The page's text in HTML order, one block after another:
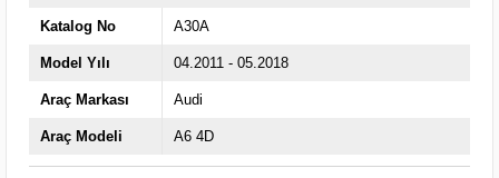
Katalog No A30A
Model Yılı 04.2011 - 05.2018
Araç Markası Audi
Araç Modeli A6 4D